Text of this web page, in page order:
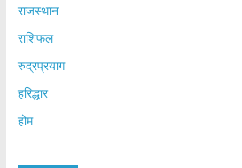
राजस्थान
राशिफल
रुद्रप्रयाग
हरिद्धार
होम